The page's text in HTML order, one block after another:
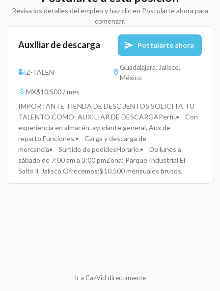
Revisa los detalles del empleo y haz clic en Postularte ahora para
comenzar.
Auxiliar de descarga Postularte ahora
Z-TALEN
Guadalajara, Jalisco,
México
MX$10.500 / mes
IMPORTANTE TIENDA DE DESCUENTOS SOLICITA TU
TALENTO COMO: AUXILIAR DE DESCARGAPerfil.• Con
experiencia en almacén, ayudante general, Aux de
reparto.Funciones.• Carga y descarga de
mercancía• Surtido de pedidosHorario.• De lunes a
sábado de 7:00 am a 3:00 pmZona: Parque Industrial El
Salto ll, Jalisco.Ofrecemos:$10,500 mensuales brutos,
pagos por semana + Prestaciones de ley<
Ir a CazVid directamente